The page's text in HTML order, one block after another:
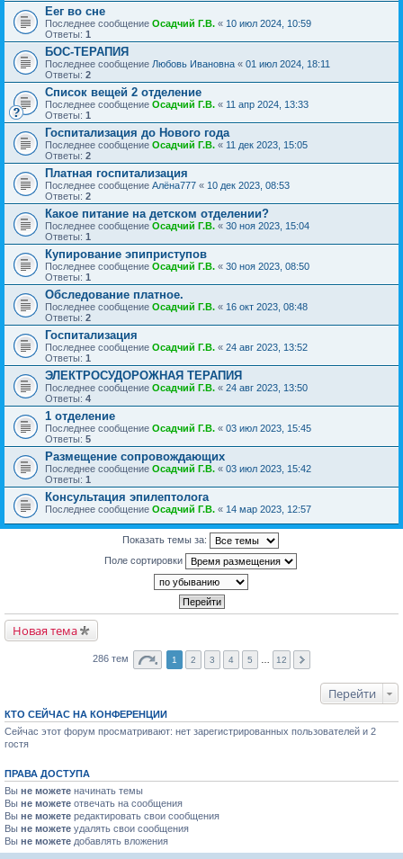
Еег во сне
Последнее сообщение Осадчий Г.В. « 10 июл 2024, 10:59
Ответы: 1
БОС-ТЕРАПИЯ
Последнее сообщение Любовь Ивановна « 01 июл 2024, 18:11
Ответы: 2
Список вещей 2 отделение
Последнее сообщение Осадчий Г.В. « 11 апр 2024, 13:33
Ответы: 1
Госпитализация до Нового года
Последнее сообщение Осадчий Г.В. « 11 дек 2023, 15:05
Ответы: 2
Платная госпитализация
Последнее сообщение Алёна777 « 10 дек 2023, 08:53
Ответы: 2
Какое питание на детском отделении?
Последнее сообщение Осадчий Г.В. « 30 ноя 2023, 15:04
Ответы: 1
Купирование эпиприступов
Последнее сообщение Осадчий Г.В. « 30 ноя 2023, 08:50
Ответы: 1
Обследование платное.
Последнее сообщение Осадчий Г.В. « 16 окт 2023, 08:48
Ответы: 2
Госпитализация
Последнее сообщение Осадчий Г.В. « 24 авг 2023, 13:52
Ответы: 1
ЭЛЕКТРОСУДОРОЖНАЯ ТЕРАПИЯ
Последнее сообщение Осадчий Г.В. « 24 авг 2023, 13:50
Ответы: 4
1 отделение
Последнее сообщение Осадчий Г.В. « 03 июл 2023, 15:45
Ответы: 5
Размещение сопровождающих
Последнее сообщение Осадчий Г.В. « 03 июл 2023, 15:42
Ответы: 1
Консультация эпилептолога
Последнее сообщение Осадчий Г.В. « 14 мар 2023, 12:57
Показать темы за:
Поле сортировки
Новая тема
286 тем 1 2 3 4 5 12
Перейти
КТО СЕЙЧАС НА КОНФЕРЕНЦИИ
Сейчас этот форум просматривают: нет зарегистрированных пользователей и 2
гостя
ПРАВА ДОСТУПА
Вы не можете начинать темы
Вы не можете отвечать на сообщения
Вы не можете редактировать свои сообщения
Вы не можете удалять свои сообщения
Вы не можете добавлять вложения